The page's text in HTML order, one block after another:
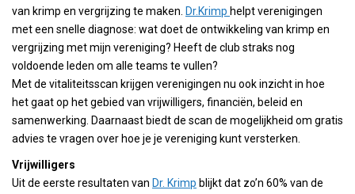
van krimp en vergrijzing te maken. Dr.Krimp helpt verenigingen
met een snelle diagnose: wat doet de ontwikkeling van krimp en
vergrijzing met mijn vereniging? Heeft de club straks nog
voldoende leden om alle teams te vullen?
Met de vitaliteitsscan krijgen verenigingen nu ook inzicht in hoe
het gaat op het gebied van vrijwilligers, financiën, beleid en
samenwerking. Daarnaast biedt de scan de mogelijkheid om gratis
advies te vragen over hoe je je vereniging kunt versterken.
Vrijwilligers
Uit de eerste resultaten van Dr. Krimp blijkt dat zo’n 60% van de